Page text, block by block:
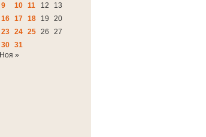
9 10 11 12
13
16 17 18 19
20
23 24 25 26
27
30 31
Ноя »